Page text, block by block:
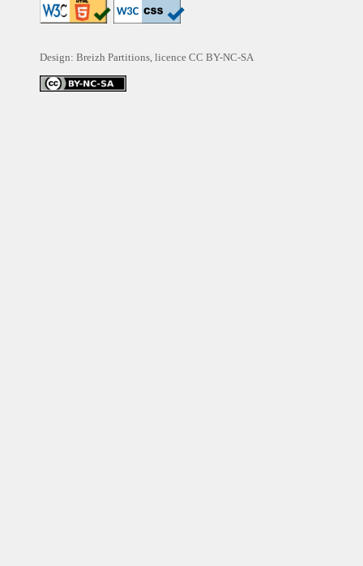
Design: Breizh Partitions, licence CC BY-NC-SA